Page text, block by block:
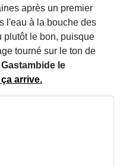
après un premier
l'eau à la bouche des
plutôt le bon, puisque
tourné sur le ton de
le
arrive.